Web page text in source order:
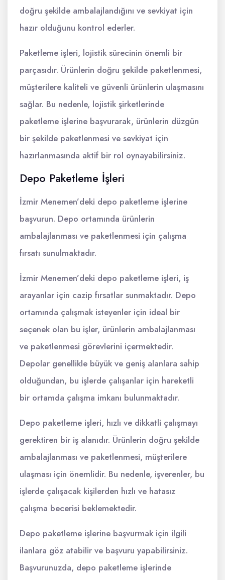
doğru şekilde ambalajlandığını ve sevkiyat için
hazır olduğunu kontrol ederler.
Paketleme işleri, lojistik sürecinin önemli bir
parçasıdır. Ürünlerin doğru şekilde paketlenmesi,
müşterilere kaliteli ve güvenli ürünlerin ulaşmasını
sağlar. Bu nedenle, lojistik şirketlerinde
paketleme işlerine başvurarak, ürünlerin düzgün
bir şekilde paketlenmesi ve sevkiyat için
hazırlanmasında aktif bir rol oynayabilirsiniz.
Depo Paketleme İşleri
İzmir Menemen’deki depo paketleme işlerine
başvurun. Depo ortamında ürünlerin
ambalajlanması ve paketlenmesi için çalışma
fırsatı sunulmaktadır.
İzmir Menemen’deki depo paketleme işleri, iş
arayanlar için cazip fırsatlar sunmaktadır. Depo
ortamında çalışmak isteyenler için ideal bir
seçenek olan bu işler, ürünlerin ambalajlanması
ve paketlenmesi görevlerini içermektedir.
Depolar genellikle büyük ve geniş alanlara sahip
olduğundan, bu işlerde çalışanlar için hareketli
bir ortamda çalışma imkanı bulunmaktadır.
Depo paketleme işleri, hızlı ve dikkatli çalışmayı
gerektiren bir iş alanıdır. Ürünlerin doğru şekilde
ambalajlanması ve paketlenmesi, müşterilere
ulaşması için önemlidir. Bu nedenle, işverenler, bu
işlerde çalışacak kişilerden hızlı ve hatasız
çalışma becerisi beklemektedir.
Depo paketleme işlerine başvurmak için ilgili
ilanlara göz atabilir ve başvuru yapabilirsiniz.
Başvurunuzda, depo paketleme işlerinde